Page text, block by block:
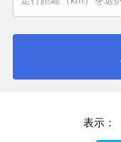
表示：